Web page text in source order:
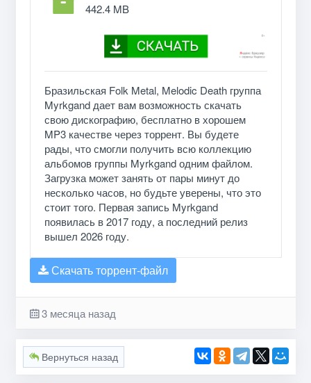
442.4 MB
Бразильская Folk Metal, Melodic Death группа
Myrkgand дает вам возможность скачать
свою дискографию, бесплатно в хорошем
MP3 качестве через торрент. Вы будете
рады, что смогли получить всю коллекцию
альбомов группы Myrkgand одним файлом.
Загрузка может занять от пары минут до
несколько часов, но будьте уверены, что это
стоит того. Первая запись Myrkgand
появилась в 2017 году, а последний релиз
вышел 2026 году.
Скачать торрент-файл
3 месяца назад
Вернуться назад